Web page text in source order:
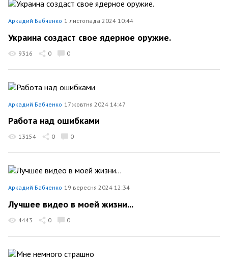
Аркадий Бабченко 1 листопада 2024 10:44
Украина создаст свое ядерное оружие.
9316 0 0
Аркадий Бабченко 17 жовтня 2024 14:47
Работа над ошибками
13154 0 0
Аркадий Бабченко 19 вересня 2024 12:34
Лучшее видео в моей жизни...
4443 0 0